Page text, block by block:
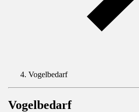
Vogelbedarf
Vogelbedarf